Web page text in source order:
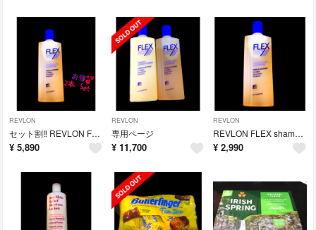
REVLON
セット割‼︎ REVLON FLEX shampoo レブロン シャンプー 2本
¥ 5,890
REVLON
専用ページ
¥ 11,700
REVLON
REVLON FLEX shampoo レブロン フレックス シャンプー
¥ 2,990